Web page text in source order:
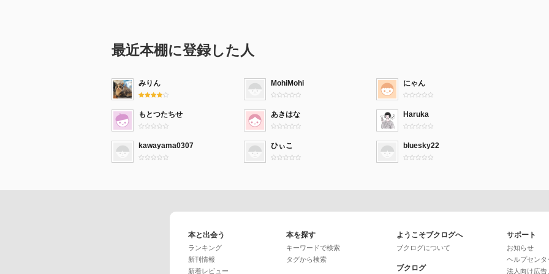
最近本棚に登録した人
みりん MohiMohi にゃん
もとつたちせ あきはな Haruka
kawayama0307 ひぃこ bluesky22
本と出会う
ランキング
新刊情報
新着レビュー
本を探す
キーワードで検索
タグから検索
ようこそブクログへ
ブクログについて
ブクログ
サポート
お知らせ
ヘルプセンタ
法人向け広告